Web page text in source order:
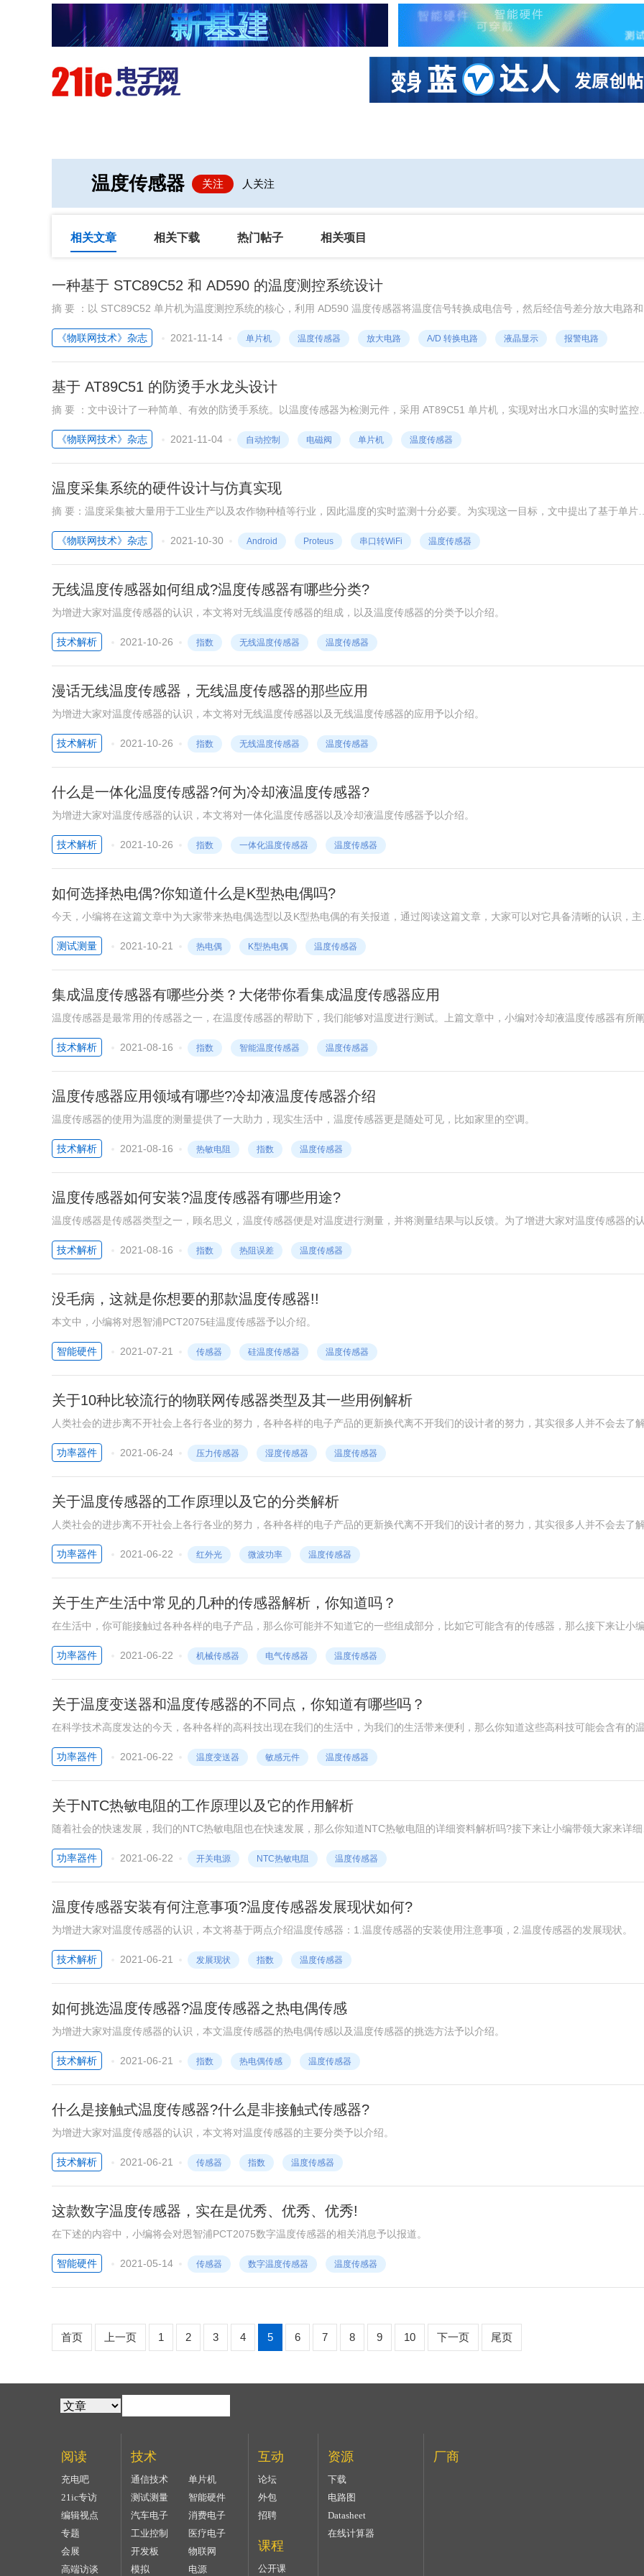
温度传感器 关注 人关注
相关文章 相关下载 热门帖子 相关项目
一种基于 STC89C52 和 AD590 的温度测控系统设计
摘 要 ：以 STC89C52 单片机为温度测控系统的核心，利用 AD590 温度传感器将温度信号转换成电信号，然后经信号差分放大电路和
D 转换电路将其对应的数字信号输入单片机，单片机计算出温度传感器对应的温度值后， 控制液晶显示器显示相应的数值，并通过
T 串行通信接口电路将温度值发送给上位机，同时单片机还可根据实际需求控制声光报警电路报警。测试结果表明，设计的温度测控系
测量误差小、实现简单、功能稳定且可以根据环境需要设定温度范围。
《物联网技术》杂志 2021-11-14 单片机 温度传感器 放大电路 A/D 转换电路 液晶显示
报警电路
基于 AT89C51 的防烫手水龙头设计
摘 要 ：文中设计了一种简单、有效的防烫手系统。以温度传感器为检测元件，采用 AT89C51 单片机，实现对出水口水温的实时监控，
控制电磁阀达到止水的目的。温度传感器将温度通过 ADC 转换将信号传输给单片机， 单片机将其与阈值进行对比，若高于阈值则电磁
将断电闭合，停止出水。具有防烫手功能的水龙头能够有效解决水龙头热水烫手的问题，具有广阔的应用前景。
《物联网技术》杂志 2021-11-04 自动控制 电磁阀 单片机 温度传感器
温度采集系统的硬件设计与仿真实现
摘 要：温度采集被大量用于工业生产以及农作物种植等行业，因此温度的实时监测十分必要。为实现这一目标，文中提出了基于单片机
与串口转WiFi的温度采集系统设计。首先，分析了温度采集系统各模块的功能以及选择不同类型模块的优缺点，确定了单片机、显示器
及温度传感器等芯片的选择方案；其次，根据选择方案设计了温度采集部分的硬件原理图，罗列设计思路和可行性分析；再次，在分析
口转WiFi模块的基础上，给出了温度采集系统的整体硬件设计；最后，通过基于Proteus的半实物仿真表明，设计的硬件系统实现了温
实时采集功能并能通过串口转WiFi传至Android系统手机客户端显示， 为温度的实时监测需求提供理论和应用参考。
《物联网技术》杂志 2021-10-30 Android Proteus 串口转WiFi 温度传感器
无线温度传感器如何组成?温度传感器有哪些分类?
为增进大家对温度传感器的认识，本文将对无线温度传感器的组成，以及温度传感器的分类予以介绍。
技术解析 2021-10-26 指数 无线温度传感器 温度传感器
漫话无线温度传感器，无线温度传感器的那些应用
为增进大家对温度传感器的认识，本文将对无线温度传感器以及无线温度传感器的应用予以介绍。
技术解析 2021-10-26 指数 无线温度传感器 温度传感器
什么是一体化温度传感器?何为冷却液温度传感器?
为增进大家对温度传感器的认识，本文将对一体化温度传感器以及冷却液温度传感器予以介绍。
技术解析 2021-10-26 指数 一体化温度传感器 温度传感器
如何选择热电偶?你知道什么是K型热电偶吗?
今天，小编将在这篇文章中为大家带来热电偶选型以及K型热电偶的有关报道，通过阅读这篇文章，大家可以对它具备清晰的认识，主
内容如下。
测试测量
2021-10-21 热电偶 K型热电偶 温度传感器
集成温度传感器有哪些分类？大佬带你看集成温度传感器应用
温度传感器是最常用的传感器之一，在温度传感器的帮助下，我们能够对温度进行测试。上篇文章中，小编对冷却液温度传感器有所阐
述。
技术解析
2021-08-16 指数 智能温度传感器 温度传感器
温度传感器应用领域有哪些?冷却液温度传感器介绍
温度传感器的使用为温度的测量提供了一大助力，现实生活中，温度传感器更是随处可见，比如家里的空调。
技术解析 2021-08-16 热敏电阻 指数 温度传感器
温度传感器如何安装?温度传感器有哪些用途?
温度传感器是传感器类型之一，顾名思义，温度传感器便是对温度进行测量，并将测量结果与以反馈。为了增进大家对温度传感器的认
识，本文将对温度传感器的安装使用、温度传感器的主要用途予以介绍。
技术解析
2021-08-16 指数 热阻误差 温度传感器
没毛病，这就是你想要的那款温度传感器!!
本文中，小编将对恩智浦PCT2075硅温度传感器予以介绍。
智能硬件 2021-07-21 传感器 硅温度传感器 温度传感器
关于10种比较流行的物联网传感器类型及其一些用例解析
人类社会的进步离不开社会上各行各业的努力，各种各样的电子产品的更新换代离不开我们的设计者的努力，其实很多人并不会去了解
子产品的组成，比如各种传感器。
功率器件
2021-06-24 压力传感器 湿度传感器 温度传感器
关于温度传感器的工作原理以及它的分类解析
人类社会的进步离不开社会上各行各业的努力，各种各样的电子产品的更新换代离不开我们的设计者的努力，其实很多人并不会去了解
子产品的组成，比如温度传感器。温度传感器(temperature transducer)是指能感受温度并转换成可用输出信号的传感器。温度传感器是
温度测量仪表的核心部分，品种繁多。按测量方式可分为接触式和非接触式两大类，按照传感器材料及电子元件特性分为热电阻和热电
两类。
功率器件 2021-06-22 红外光 微波功率 温度传感器
关于生产生活中常见的几种的传感器解析，你知道吗？
在生活中，你可能接触过各种各样的电子产品，那么你可能并不知道它的一些组成部分，比如它可能含有的传感器，那么接下来让小编
领大家一起学习几种常见的传感器。
功率器件
2021-06-22 机械传感器 电气传感器 温度传感器
关于温度变送器和温度传感器的不同点，你知道有哪些吗？
在科学技术高度发达的今天，各种各样的高科技出现在我们的生活中，为我们的生活带来便利，那么你知道这些高科技可能会含有的温
变送器和温度传感器吗?
功率器件
2021-06-22 温度变送器 敏感元件 温度传感器
关于NTC热敏电阻的工作原理以及它的作用解析
随着社会的快速发展，我们的NTC热敏电阻也在快速发展，那么你知道NTC热敏电阻的详细资料解析吗?接下来让小编带领大家来详细
了解有关的知识。ntc热敏电阻的原理是当电源开关导通时，NTC热敏电阻处于冷态，阻值大，可有效抑制流经电阻体的浪涌脉冲电流，
在电阻的双重作用下浪涌脉冲电流和工作电流，NTC热敏电阻的温度会升高，由于其自身的负温度系数特性，所以温度升高，电阻值急
剧下降。
功率器件 2021-06-22 开关电源 NTC热敏电阻 温度传感器
温度传感器安装有何注意事项?温度传感器发展现状如何?
为增进大家对温度传感器的认识，本文将基于两点介绍温度传感器：1.温度传感器的安装使用注意事项，2.温度传感器的发展现状。
技术解析 2021-06-21 发展现状 指数 温度传感器
如何挑选温度传感器?温度传感器之热电偶传感
为增进大家对温度传感器的认识，本文温度传感器的热电偶传感以及温度传感器的挑选方法予以介绍。
技术解析 2021-06-21 指数 热电偶传感 温度传感器
什么是接触式温度传感器?什么是非接触式传感器?
为增进大家对温度传感器的认识，本文将对温度传感器的主要分类予以介绍。
技术解析 2021-06-21 传感器 指数 温度传感器
这款数字温度传感器，实在是优秀、优秀、优秀!
在下述的内容中，小编将会对恩智浦PCT2075数字温度传感器的相关消息予以报道。
智能硬件 2021-05-14 传感器 数字温度传感器 温度传感器
首页 上一页 1 2 3 4 5 6 7 8 9 10 下一页 尾页
阅读
充电吧
21ic专访
编辑视点
专题
会展
高端访谈
技术
通信技术
单片机
测试测量
智能硬件
汽车电子
消费电子
工业控制
医疗电子
开发板
物联网
模拟
电源
互动
论坛
外包
招聘
课程
公开课
资源
下载
电路图
Datasheet
在线计算器
厂商